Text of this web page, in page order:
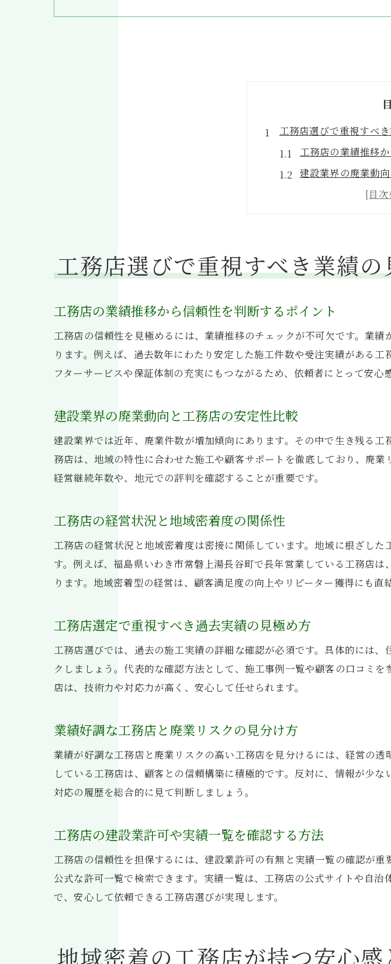
工務店選びで重視すべ
工務店の業績推移
建設業界の廃業動
工務店の経営状況
工務店の建設業許
地域密着の工務店が持つ
工務店が地元で築
地元に根ざした工
工務店の長期経営
信頼できる工務店を見極
工務店の信頼性を
口コミや地域評判
信頼できる工務店
業績好調な工務店が選
工務店の経営安定
業績好調な工務店
廃業リスクの低い
実績豊富な工務店に依頼
工務店の施工実績
豊富な実績を持つ
アフターサービス重視
信頼できる工務店の
工務店選びで重視すべき業績の
工務店の業績推移から信頼性を判断するポイント
工務店の信頼性を見極めるには、業績推移のチェックが不可欠です。業
ります。例えば、過去数年にわたり安定した施工件数や受注実績がある
フターサービスや保証体制の充実にもつながるため、依頼者にとって安心
建設業界の廃業動向と工務店の安定性比較
建設業界では近年、廃業件数が増加傾向にあります。その中で生き残る
務店は、地域の特性に合わせた施工や顧客サポートを徹底しており、廃
経営継続年数や、地元での評判を確認することが重要です。
工務店の経営状況と地域密着度の関係性
工務店の経営状況と地域密着度は密接に関係しています。地域に根ざし
す。例えば、福島県いわき市常磐上湯長谷町で長年営業している工務店
ります。地域密着型の経営は、顧客満足度の向上やリピーター獲得にも直
工務店選定で重視すべき過去実績の見極め方
工務店選びでは、過去の施工実績の詳細な確認が必須です。具体的には
クしましょう。代表的な確認方法として、施工事例一覧や顧客の口コミ
店は、技術力や対応力が高く、安心して任せられます。
業績好調な工務店と廃業リスクの見分け方
業績が好調な工務店と廃業リスクの高い工務店を見分けるには、経営の
している工務店は、顧客との信頼構築に積極的です。反対に、情報が少
対応の履歴を総合的に見て判断しましょう。
工務店の建設業許可や実績一覧を確認する方法
工務店の信頼性を担保するには、建設業許可の有無と実績一覧の確認が
公式な許可一覧で検索できます。実績一覧は、工務店の公式サイトや自
で、安心して依頼できる工務店選びが実現します。
地域密着の工務店が持つ安心感